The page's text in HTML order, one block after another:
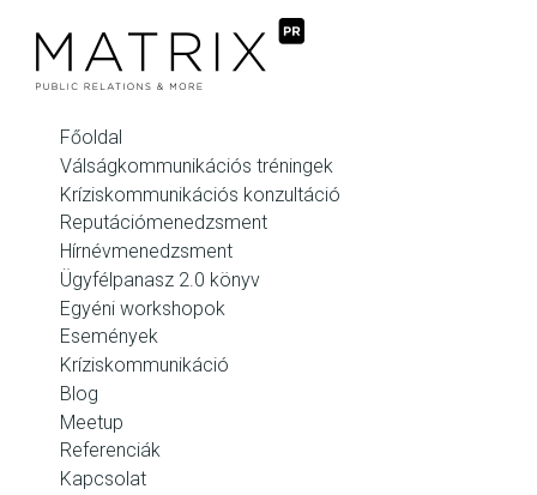
Főoldal
Válságkommunikációs tréningek
Kríziskommunikációs konzultáció
Reputációmenedzsment
Hírnévmenedzsment
Ügyfélpanasz 2.0 könyv
Egyéni workshopok
Események
Kríziskommunikáció
Blog
Meetup
Referenciák
Kapcsolat